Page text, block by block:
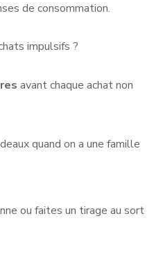
de consommation.
impulsifs ?
avant chaque achat non
quand on a une famille
ou faites un tirage au sort